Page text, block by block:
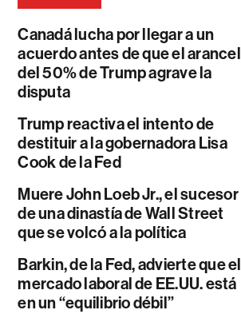
Canadá lucha por llegar a un
acuerdo antes de que el arancel
del 50% de Trump agrave la
disputa
Trump reactiva el intento de
destituir a la gobernadora Lisa
Cook de la Fed
Muere John Loeb Jr., el sucesor
de una dinastía de Wall Street
que se volcó a la política
Barkin, de la Fed, advierte que el
mercado laboral de EE.UU. está
en un “equilibrio débil”